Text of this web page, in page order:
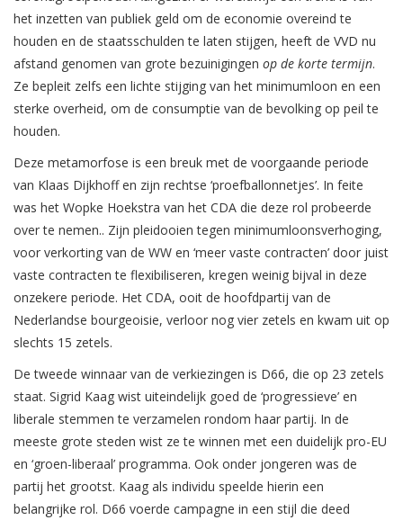
het inzetten van publiek geld om de economie overeind te
houden en de staatsschulden te laten stijgen, heeft de VVD nu
afstand genomen van grote bezuinigingen op de korte termijn.
Ze bepleit zelfs een lichte stijging van het minimumloon en een
sterke overheid, om de consumptie van de bevolking op peil te
houden.
Deze metamorfose is een breuk met de voorgaande periode
van Klaas Dijkhoff en zijn rechtse ‘proefballonnetjes’. In feite
was het Wopke Hoekstra van het CDA die deze rol probeerde
over te nemen.. Zijn pleidooien tegen minimumloonsverhoging,
voor verkorting van de WW en ‘meer vaste contracten’ door juist
vaste contracten te flexibiliseren, kregen weinig bijval in deze
onzekere periode. Het CDA, ooit de hoofdpartij van de
Nederlandse bourgeoisie, verloor nog vier zetels en kwam uit op
slechts 15 zetels.
De tweede winnaar van de verkiezingen is D66, die op 23 zetels
staat. Sigrid Kaag wist uiteindelijk goed de ‘progressieve’ en
liberale stemmen te verzamelen rondom haar partij. In de
meeste grote steden wist ze te winnen met een duidelijk pro-EU
en ‘groen-liberaal’ programma. Ook onder jongeren was de
partij het grootst. Kaag als individu speelde hierin een
belangrijke rol. D66 voerde campagne in een stijl die deed